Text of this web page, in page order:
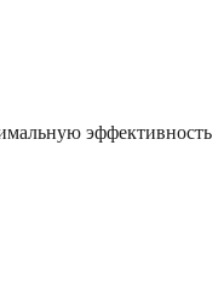
эффективность